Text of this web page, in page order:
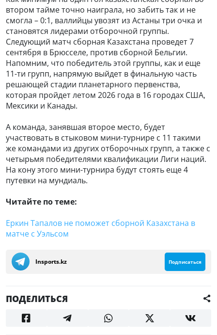
втором тайме точно наиграла, но забить так и не
смогла – 0:1, валлийцы увозят из Астаны три очка и
становятся лидерами отборочной группы.
Следующий матч сборная Казахстана проведет 7
сентября в Брюсселе, против сборной Бельгии.
Напомним, что победитель этой группы, как и еще
11-ти групп, напрямую выйдет в финальную часть
решающей стадии планетарного первенства,
которая пройдет летом 2026 года в 16 городах США,
Мексики и Канады.
А команда, занявшая второе место, будет
участвовать в стыковом мини-турнире с 11 такими
же командами из других отборочных групп, а также с
четырьмя победителями квалификации Лиги наций.
На кону этого мини-турнира будут стоять еще 4
путевки на мундиаль.
Читайте по теме:
Еркин Тапалов не поможет сборной Казахстана в
матче с Уэльсом
Insports.kz Подписаться
ПОДЕЛИТЬСЯ